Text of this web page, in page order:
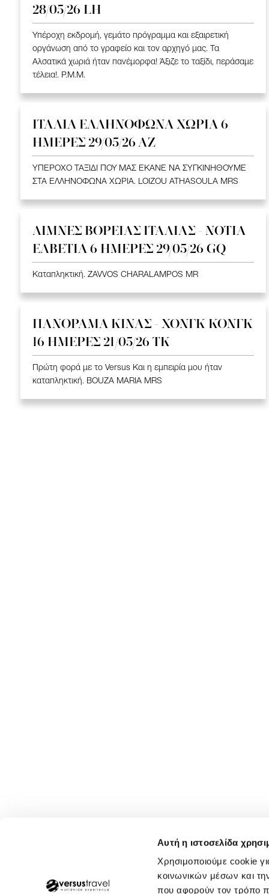
Αυτή η ιστοσελίδα
Χρησιμοποιούμε cookie
κοινωνικών μέσων και
που αφορούν τον τρόπο
28/05/26 LH
Υπέροχη εκδρομή, γεμάτο πρόγραμμα και εξαιρετική
οργάνωση από το γραφείο και τον αρχηγό μας. Τα
Αλσατικά χωριά ήταν πανέμορφα! Άξιζε το ταξίδι, περάσαμε
τέλεια!. P.M.M.
ΙΤΑΛΙΑ ΕΛΛΗΝΟΦΩΝΑ ΧΩΡΙΑ 6
ΗΜΕΡΕΣ 29/05/26 ΑΖ
ΥΠΕΡΟΧΟ ΤΑΞΙΔΙ ΠΟΥ ΜΑΣ ΕΚΑΝΕ ΝΑ ΣΥΓΚΙΝΗΘΟΥΜΕ
ΣΤΑ ΕΛΛΗΝΟΦΩΝΑ ΧΩΡΙΑ. LOIZOU ATHASOULA MRS
ΛΙΜΝΕΣ ΒΟΡΕΙΑΣ ΙΤΑΛΙΑΣ - ΝΟΤΙΑ
ΕΛΒΕΤΙΑ 6 ΗΜΕΡΕΣ 29/05/26 GQ
Καταπληκτική. ZAVVOS CHARALAMPOS MR
ΠΑΝΟΡΑΜΑ ΚΙΝΑΣ - ΧΟΝΓΚ ΚΟΝΓΚ
16 ΗΜΕΡΕΣ 21/05/26 TK
Πρώτη φορά με το Versus Και η εμπειρία μου ήταν
καταπληκτική. BOUZA MARIA MRS